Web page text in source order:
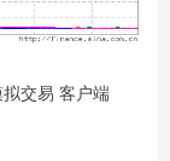
交易 客户端